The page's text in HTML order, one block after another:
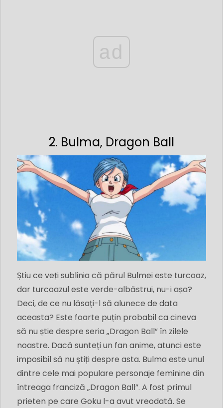
ad
2. Bulma, Dragon Ball
Știu ce veți sublinia că părul Bulmei este turcoaz,
dar turcoazul este verde-albăstrui, nu-i așa?
Deci, de ce nu lăsați-l să alunece de data
aceasta? Este foarte puțin probabil ca cineva
să nu știe despre seria „Dragon Ball” în zilele
noastre. Dacă sunteți un fan anime, atunci este
imposibil să nu știți despre asta. Bulma este unul
dintre cele mai populare personaje feminine din
întreaga franciză „Dragon Ball”. A fost primul
prieten pe care Goku l-a avut vreodată. Se